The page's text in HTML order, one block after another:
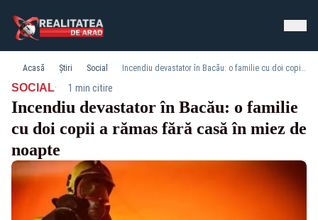
Acasă Știri Social Incendiu devastator în Bacău: o familie cu doi copii a rămas fără casă în miez de noapte
SOCIAL· 1 min citire
Incendiu devastator în Bacău: o familie
cu doi copii a rămas fără casă în miez de
noapte